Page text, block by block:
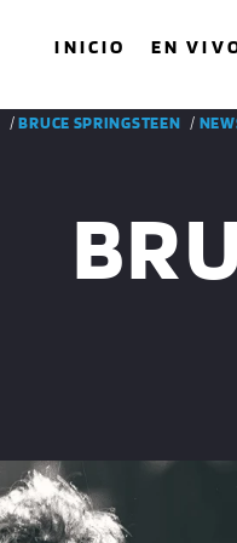
INICIO EN
/BRUCE SPRINGSTEEN /